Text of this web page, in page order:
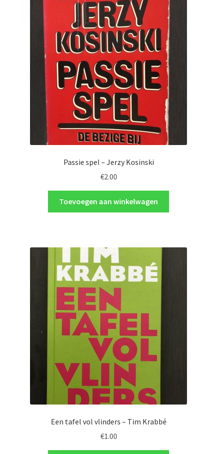
Passie spel – Jerzy Kosinski
€2.00
Toevoegen aan winkelwagen
Een tafel vol vlinders – Tim Krabbé
€1.00